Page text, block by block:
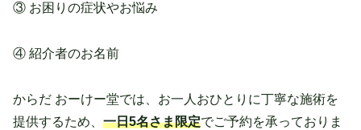
③ お困りの症状やお悩み
④ 紹介者のお名前
からだ おーけー堂では、お一人おひとりに丁寧な施術を
提供するため、 一日5名さま限定でご予約を承っておりま